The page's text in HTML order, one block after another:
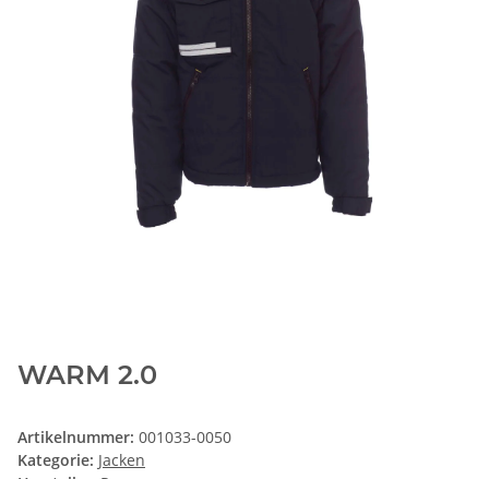
WARM 2.0
Artikelnummer: 001033-0050
Kategorie: Jacken